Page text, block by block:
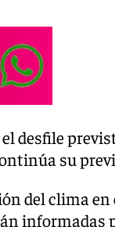
el desfile
su
del clima